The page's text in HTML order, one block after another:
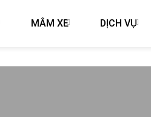
MÂM XE DỊCH VỤ